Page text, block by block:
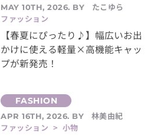
MAY 10TH, 2026. BY
たこゆら
ファッション
【春夏にぴったり♪】幅広いお出
かけに使える軽量×高機能キャッ
プが新発売！
APR 16TH, 2026. BY
林美由紀
ファッション > 小物